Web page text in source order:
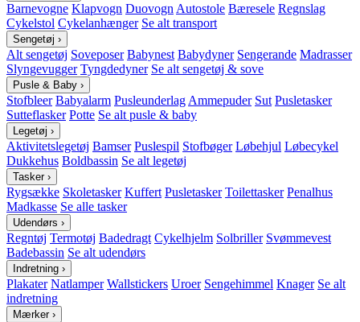
Barnevogne Klapvogn Duovogn Autostole Bæresele Regnslag
Cykelstol Cykelanhænger Se alt transport
Sengetøj ›
Alt sengetøj Soveposer Babynest Babydyner Sengerande Madrasser
Slyngevugger Tyngdedyner Se alt sengetøj & sove
Pusle & Baby ›
Stofbleer Babyalarm Pusleunderlag Ammepuder Sut Pusletasker
Sutteflasker Potte Se alt pusle & baby
Legetøj ›
Aktivitetslegetøj Bamser Puslespil Stofbøger Løbehjul Løbecykel
Dukkehus Boldbassin Se alt legetøj
Tasker ›
Rygsække Skoletasker Kuffert Pusletasker Toilettasker Penalhus
Madkasse Se alle tasker
Udendørs ›
Regntøj Termotøj Badedragt Cykelhjelm Solbriller Svømmevest
Badebassin Se alt udendørs
Indretning ›
Plakater Natlamper Wallstickers Uroer Sengehimmel Knager Se alt
indretning
Mærker ›